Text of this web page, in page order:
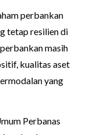
perbankan
tetap resilien di
masih
kualitas aset
yang
Perbanas